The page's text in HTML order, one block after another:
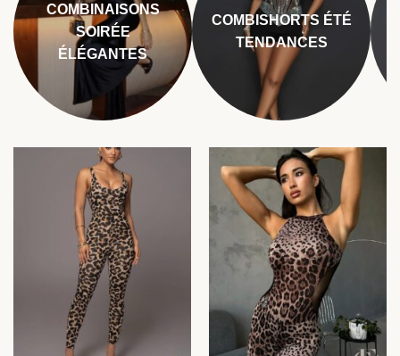
COMBINAISONS
SOIRÉE
ÉLÉGANTES
COMBISHORTS ÉTÉ
TENDANCES